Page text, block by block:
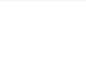
ή ΕΠΑΛ έτους 2026
ΣΥΝΟΔΕΥΤΙΚΟΥ